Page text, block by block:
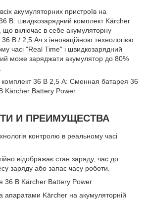
акумуляторних пристроїв на
В: швидкозарядний комплект Kärcher
включає в себе акумуляторну
В / 2,5 Ач з інноваційною технологією
часі "Real Time" і швидкозарядний
може заряджати акумулятор до 80%
И ПРЕИМУЩЕСТВА
контролю в реальному часі
відображає стан заряду, час до
заряду або запас часу роботи.
36 В Kärcher Battery Power
апаратами Kärcher на акумуляторній